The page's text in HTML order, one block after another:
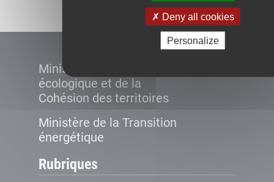
Deny all cookies
Personalize
Ministère de la Transition
écologique et de la
Cohésion des territoires
Ministère de la Transition
énergétique
Rubriques